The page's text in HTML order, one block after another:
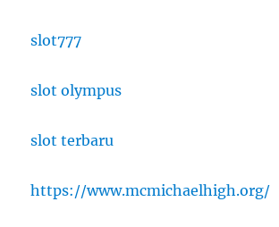
slot777
slot olympus
slot terbaru
https://www.mcmichaelhigh.org/